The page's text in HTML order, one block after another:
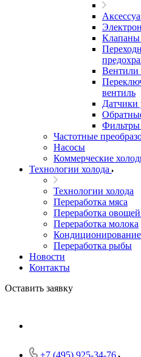
Клапаны
Вентили
вентиль
Датчики
Фильтры
Частотные
Насосы
Коммерческие
Технологии холода
Технологии холода
Переработка мяса
Переработка
Переработка молока
Кондиционирование
Переработка рыбы
Новости
Контакты
Оставить заявку
+7 (495) 925-34-76